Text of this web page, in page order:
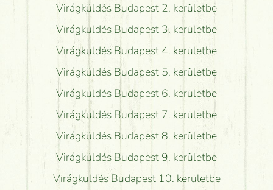
Virágküldés Budapest 2. kerületbe
Virágküldés Budapest 3. kerületbe
Virágküldés Budapest 4. kerületbe
Virágküldés Budapest 5. kerületbe
Virágküldés Budapest 6. kerületbe
Virágküldés Budapest 7. kerületbe
Virágküldés Budapest 8. kerületbe
Virágküldés Budapest 9. kerületbe
Virágküldés Budapest 10. kerületbe